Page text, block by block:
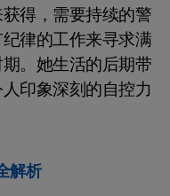
得，需要持续的警
律的工作来寻求满
。她生活的后期带
印象深刻的自控力
解析